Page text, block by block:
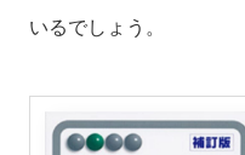
いるでしょう。